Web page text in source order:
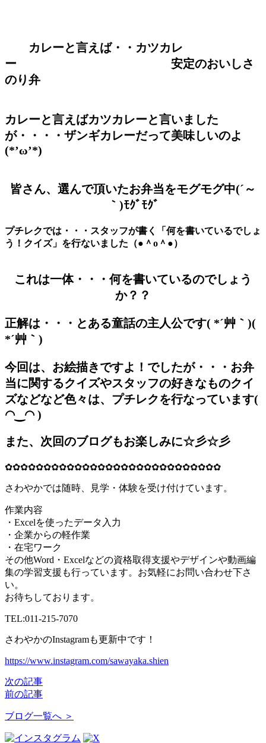
カレーと言えば・・カツカレ
ー 安定のおいしさ
のり弁
カレーと言えばカツカレーと言いました
が・・・・ザンギカレーだって美味しいのよ
(*’ω’*)
皆さん、選んで頂いたお弁当をモグモグ中(´～
｀)ﾓｸﾞﾓｸﾞ
プチレクでは・・・スタッフが書く「何を書いているでしょ
う！クイズ」を行ないました（●＾o＾●）
これは一体・・・何を書いているのでしょう
か？？
正解は・・・とある童話の主人公です( *´艸｀)(
*´艸｀)
今回は、お絵描きですよ！でしたが・・・お弁
当に関するクイズやスタッフの好きなものクイ
ズなどなど色々は、プチレクを行なっています(
◠‿◠ )
また、次回のブログもお楽しみに☆彡☆彡
✿✿✿✿✿✿✿✿✿✿✿✿✿✿✿✿✿✿✿✿✿✿✿✿✿✿✿✿
さわやかでは随時、見学・体験を受け付けています。
作業内容
・Excelを使ったデータ入力
・企業からの軽作業
・在宅ワーク
その他Word・Excelなどの資格取得支援やデザインや動画編
集の学習支援も行っています。お気軽にお問い合わせ下さ
い。
お待ちしております。
TEL:011-215-7070
さわやかのInstagramも更新中です！
https://www.instagram.com/sawayaka.shien
次の記事
前の記事
ブログ一覧へ ＞